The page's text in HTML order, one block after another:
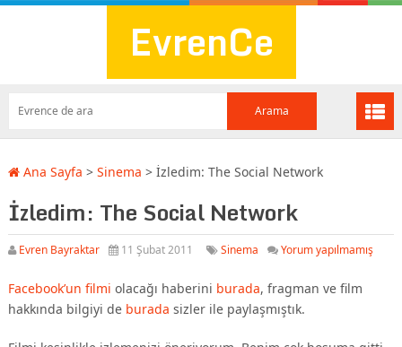
EvrenCe
Ana Sayfa > Sinema > İzledim: The Social Network
İzledim: The Social Network
Evren Bayraktar 11 Şubat 2011 Sinema Yorum yapılmamış
Facebook’un filmi olacağı haberini burada, fragman ve film
hakkında bilgiyi de burada sizler ile paylaşmıştık.